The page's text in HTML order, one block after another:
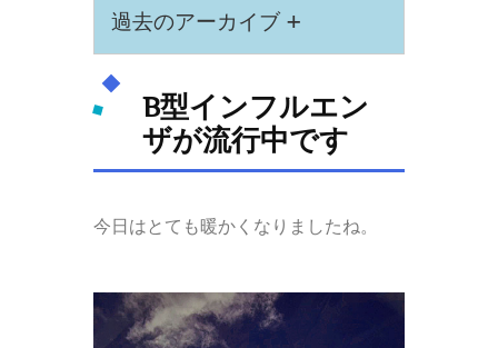
過去のアーカイブ +
B型インフルエン
ザが流行中です
今日はとても暖かくなりましたね。